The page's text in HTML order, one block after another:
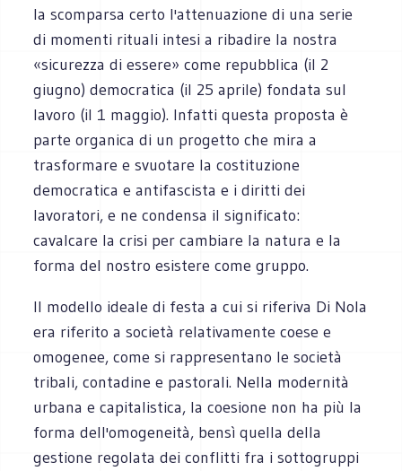
la scomparsa certo l'attenuazione di una serie
di momenti rituali intesi a ribadire la nostra
«sicurezza di essere» come repubblica (il 2
giugno) democratica (il 25 aprile) fondata sul
lavoro (il 1 maggio). Infatti questa proposta è
parte organica di un progetto che mira a
trasformare e svuotare la costituzione
democratica e antifascista e i diritti dei
lavoratori, e ne condensa il significato:
cavalcare la crisi per cambiare la natura e la
forma del nostro esistere come gruppo.
Il modello ideale di festa a cui si riferiva Di Nola
era riferito a società relativamente coese e
omogenee, come si rappresentano le società
tribali, contadine e pastorali. Nella modernità
urbana e capitalistica, la coesione non ha più la
forma dell'omogeneità, bensì quella della
gestione regolata dei conflitti fra i sottogruppi